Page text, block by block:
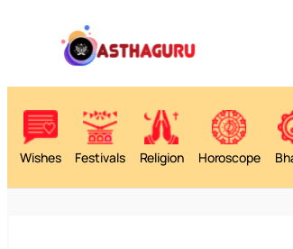
Wishes Festivals Religion Horoscope